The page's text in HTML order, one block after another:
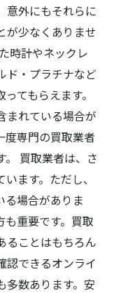
意外にもそれらに
が少なくありませ
時計やネックレ
ド・プラチナなど
てもらえます。
まれている場合が
度専門の買取業者
。 買取業者は、さ
ます。ただし、
る場合がありま
も重要です。買取
ることはもちろん
認できるオンライ
多数あります。安